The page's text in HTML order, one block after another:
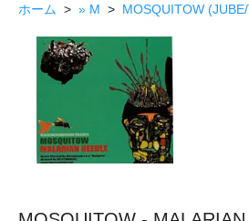
ホーム > » M > MOSQUITOW